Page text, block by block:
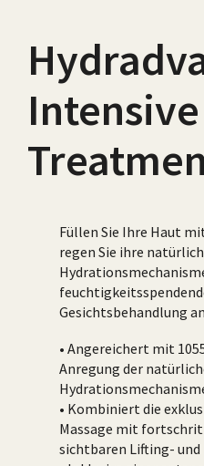
Intensive
Füllen Sie Ihre Haut
regen Sie ihre
Gesichtsbehandlung
• Angereichert mit
Anregung der
• Kombiniert die
Massage mit
sichtbaren Lifting-